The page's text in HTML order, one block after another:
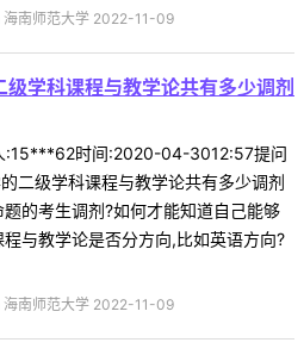
海南师范大学 2022-11-09
学科课程与教学论共有多少调剂
:15***62时间:2020-04-3012:57提问
二级学科课程与教学论共有多少调剂
的考生调剂?如何才能知道自己能够
与教学论是否分方向,比如英语方向?
海南师范大学 2022-11-09